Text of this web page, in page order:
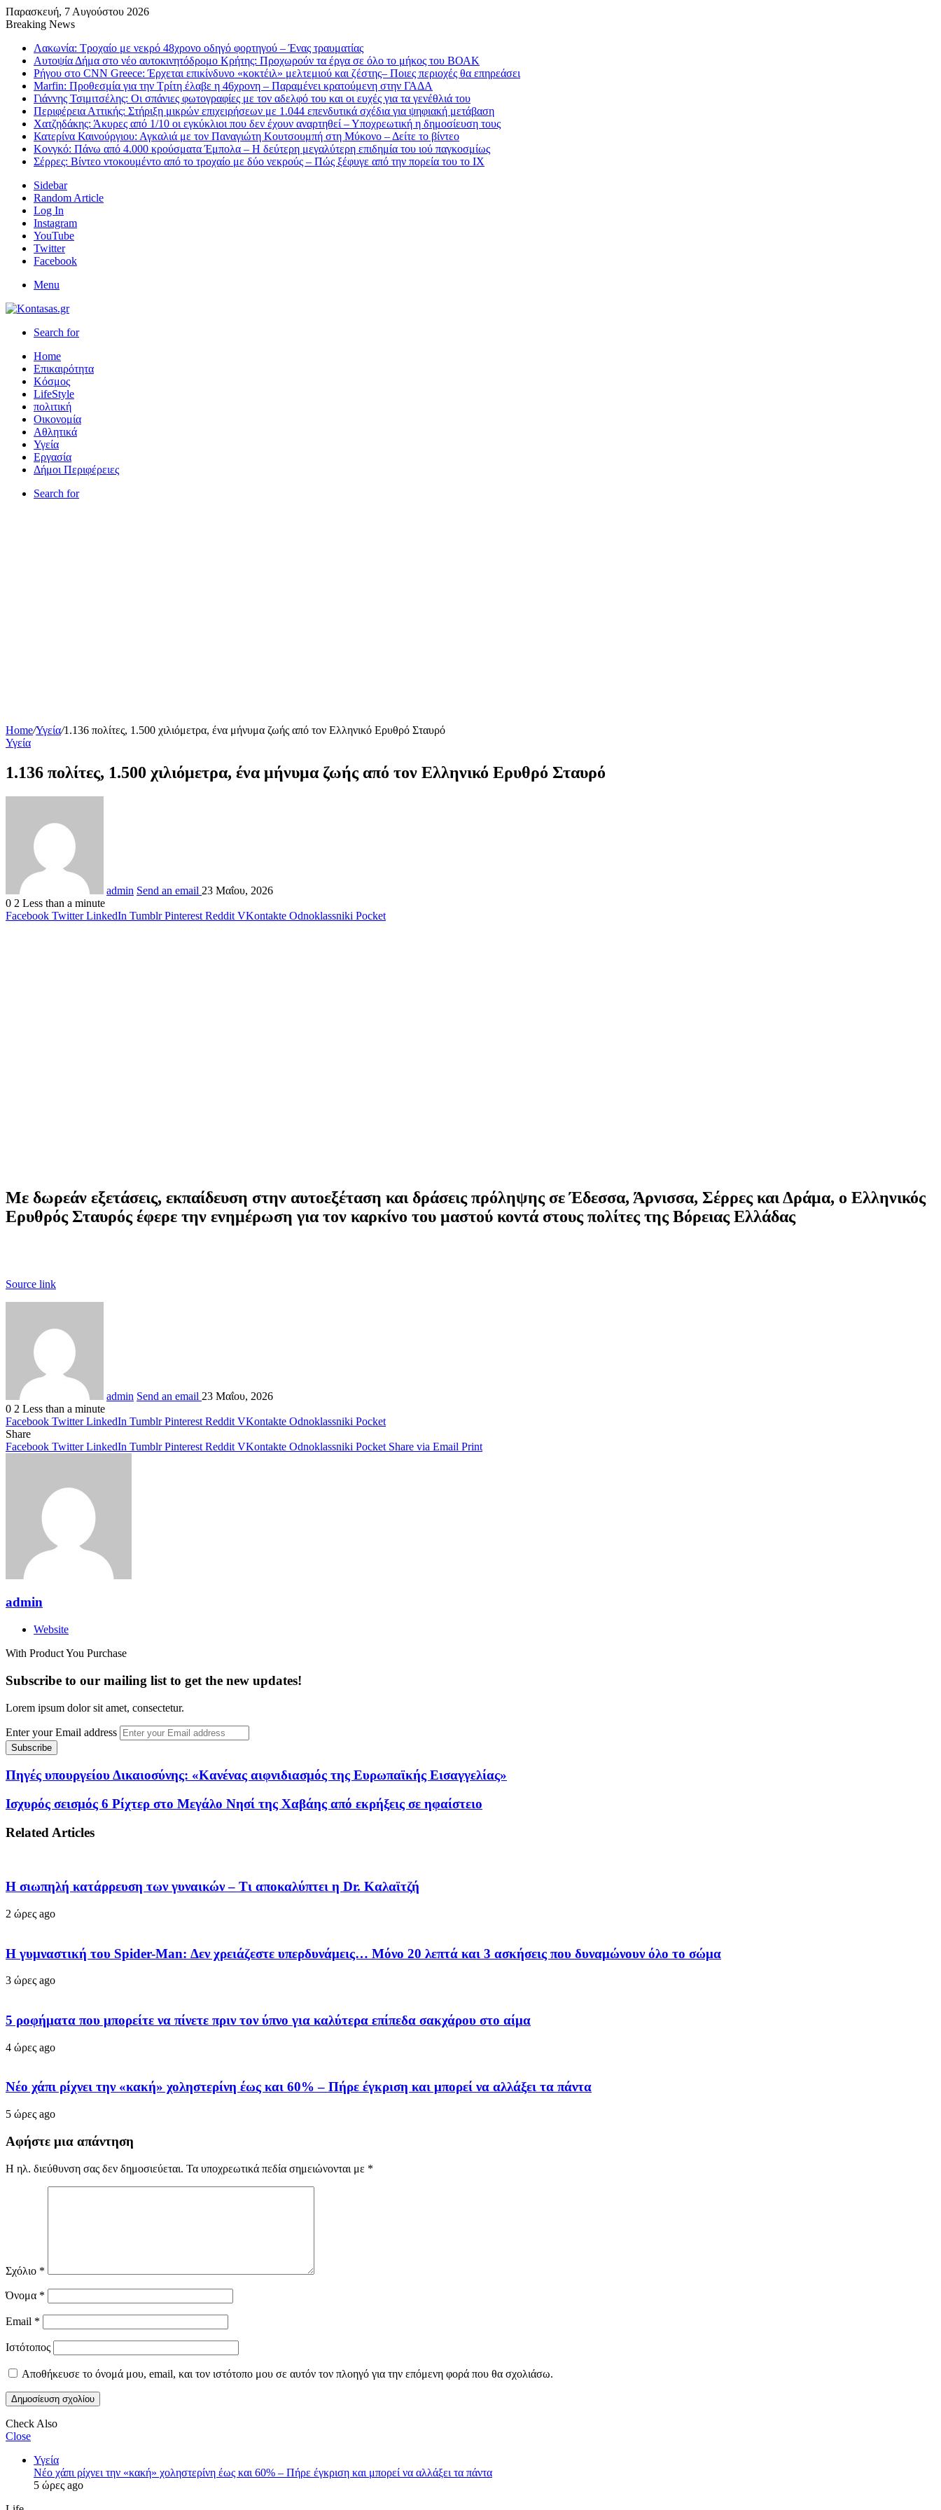
Παρασκευή, 7 Αυγούστου 2026
Breaking News
Λακωνία: Τροχαίο με νεκρό 48χρονο οδηγό φορτηγού – Ένας τραυματίας
Αυτοψία Δήμα στο νέο αυτοκινητόδρομο Κρήτης: Προχωρούν τα έργα σε όλο το μήκος του ΒΟΑΚ
Ρήγου στο CNN Greece: Έρχεται επικίνδυνο «κοκτέιλ» μελτεμιού και ζέστης– Ποιες περιοχές θα επηρεάσει
Marfin: Προθεσμία για την Τρίτη έλαβε η 46χρονη – Παραμένει κρατούμενη στην ΓΑΔΑ
Γιάννης Τσιμιτσέλης: Οι σπάνιες φωτογραφίες με τον αδελφό του και οι ευχές για τα γενέθλιά του
Περιφέρεια Αττικής: Στήριξη μικρών επιχειρήσεων με 1.044 επενδυτικά σχέδια για ψηφιακή μετάβαση
Χατζηδάκης: Άκυρες από 1/10 οι εγκύκλιοι που δεν έχουν αναρτηθεί – Υποχρεωτική η δημοσίευση τους
Κατερίνα Καινούργιου: Αγκαλιά με τον Παναγιώτη Κουτσουμπή στη Μύκονο – Δείτε το βίντεο
Κονγκό: Πάνω από 4.000 κρούσματα Έμπολα – Η δεύτερη μεγαλύτερη επιδημία του ιού παγκοσμίως
Σέρρες: Βίντεο ντοκουμέντο από το τροχαίο με δύο νεκρούς – Πώς ξέφυγε από την πορεία του το ΙΧ
Sidebar
Random Article
Log In
Instagram
YouTube
Twitter
Facebook
Menu
Search for
Home
Επικαιρότητα
Κόσμος
LifeStyle
πολιτική
Οικονομία
Αθλητικά
Υγεία
Εργασία
Δήμοι Περιφέρειες
Search for
Home/Υγεία/1.136 πολίτες, 1.500 χιλιόμετρα, ένα μήνυμα ζωής από τον Ελληνικό Ερυθρό Σταυρό
Υγεία
1.136 πολίτες, 1.500 χιλιόμετρα, ένα μήνυμα ζωής από τον Ελληνικό Ερυθρό Σταυρό
admin Send an email 23 Μαΐου, 2026
0 2 Less than a minute
Facebook Twitter LinkedIn Tumblr Pinterest Reddit VKontakte Odnoklassniki Pocket
Με δωρεάν εξετάσεις, εκπαίδευση στην αυτοεξέταση και δράσεις πρόληψης σε Έδεσσα, Άρνισσα, Σέρρες και Δράμα, ο Ελληνικός
Ερυθρός Σταυρός έφερε την ενημέρωση για τον καρκίνο του μαστού κοντά στους πολίτες της Βόρειας Ελλάδας
Source link
admin Send an email 23 Μαΐου, 2026
0 2 Less than a minute
Facebook Twitter LinkedIn Tumblr Pinterest Reddit VKontakte Odnoklassniki Pocket
Share
Facebook Twitter LinkedIn Tumblr Pinterest Reddit VKontakte Odnoklassniki Pocket Share via Email Print
admin
Website
With Product You Purchase
Subscribe to our mailing list to get the new updates!
Lorem ipsum dolor sit amet, consectetur.
Enter your Email address
Πηγές υπουργείου Δικαιοσύνης: «Κανένας αιφνιδιασμός της Ευρωπαϊκής Εισαγγελίας»
Ισχυρός σεισμός 6 Ρίχτερ στο Μεγάλο Νησί της Χαβάης από εκρήξεις σε ηφαίστειο
Related Articles
Η σιωπηλή κατάρρευση των γυναικών – Τι αποκαλύπτει η Dr. Καλαϊτζή
2 ώρες ago
Η γυμναστική του Spider-Man: Δεν χρειάζεστε υπερδυνάμεις… Μόνο 20 λεπτά και 3 ασκήσεις που δυναμώνουν όλο το σώμα
3 ώρες ago
5 ροφήματα που μπορείτε να πίνετε πριν τον ύπνο για καλύτερα επίπεδα σακχάρου στο αίμα
4 ώρες ago
Νέο χάπι ρίχνει την «κακή» χοληστερίνη έως και 60% – Πήρε έγκριση και μπορεί να αλλάξει τα πάντα
5 ώρες ago
Αφήστε μια απάντηση
Η ηλ. διεύθυνση σας δεν δημοσιεύεται. Τα υποχρεωτικά πεδία σημειώνονται με *
Σχόλιο *
Όνομα *
Email *
Ιστότοπος
Αποθήκευσε το όνομά μου, email, και τον ιστότοπο μου σε αυτόν τον πλοηγό για την επόμενη φορά που θα σχολιάσω.
Check Also
Close
Υγεία
Νέο χάπι ρίχνει την «κακή» χοληστερίνη έως και 60% – Πήρε έγκριση και μπορεί να αλλάξει τα πάντα
5 ώρες ago